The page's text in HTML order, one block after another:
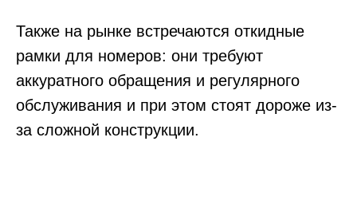
Также на рынке встречаются откидные
рамки для номеров: они требуют
аккуратного обращения и регулярного
обслуживания и при этом стоят дороже из-
за сложной конструкции.